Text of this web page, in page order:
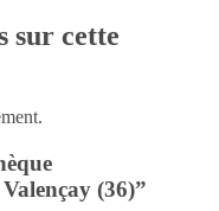
sur cette
(36)”